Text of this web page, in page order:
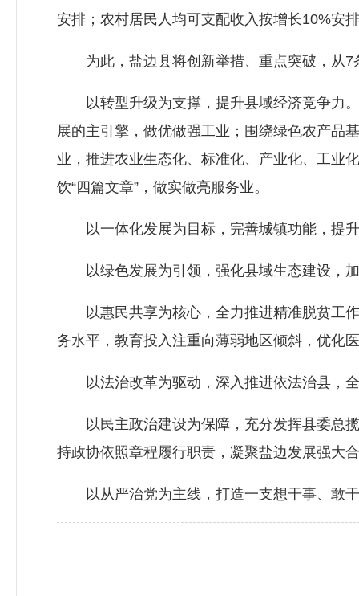
安排；农村居民人均可支配收入按增长10%安
为此，盐边县将创新举措、重点突破，从7
以转型升级为支撑，提升县域经济竞争力。
展的主引擎，做优做强工业；围绕绿色农产品
业，推进农业生态化、标准化、产业化、工业
饮“四篇文章”，做实做亮服务业。
以一体化发展为目标，完善城镇功能，提升
以绿色发展为引领，强化县域生态建设，加
以惠民共享为核心，全力推进精准脱贫工作
务水平，教育投入注重向薄弱地区倾斜，优化
以法治改革为驱动，深入推进依法治县，全
以民主政治建设为保障，充分发挥县委总揽
持政协依照章程履行职责，凝聚盐边发展强大
以从严治党为主线，打造一支想干事、敢干